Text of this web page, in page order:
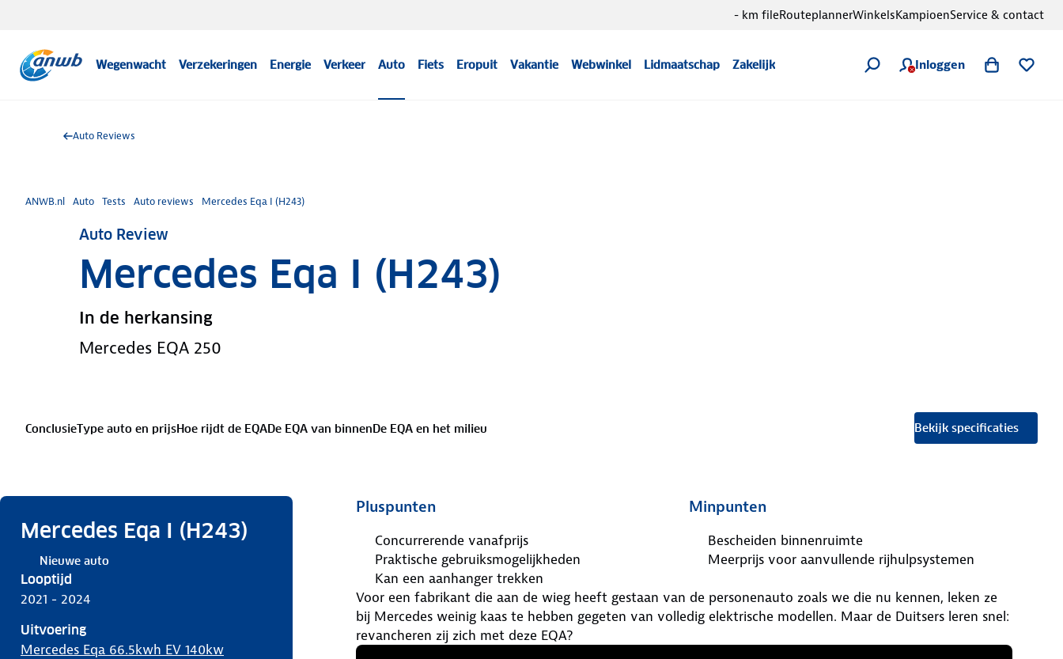
Wegenwacht Verzekeringen Energie Verkeer Auto Fiets Eropuit Vakantie Webwinkel Lidmaatschap Zakelijk Inloggen
- km fileRouteplannerWinkelsKampioenService & contact
Auto Reviews
ANWB.nl Auto Tests Auto reviews Mercedes Eqa I (H243)
Auto Review
Mercedes Eqa I (H243)
In de herkansing
Mercedes EQA 250
ConclusieType auto en prijsHoe rijdt de EQADe EQA van binnenDe EQA en het milieu Bekijk specificaties
Mercedes Eqa I (H243)
Nieuwe auto
Looptijd
2021 - 2024
Uitvoering
Mercedes Eqa 66.5kwh EV 140kw
Pluspunten
Concurrerende vanafprijs
Praktische gebruiksmogelijkheden
Kan een aanhanger trekken
Minpunten
Bescheiden binnenruimte
Meerprijs voor aanvullende rijhulpsystemen
Voor een fabrikant die aan de wieg heeft gestaan van de personenauto zoals we die nu kennen, leken ze
bij Mercedes weinig kaas te hebben gegeten van volledig elektrische modellen. Maar de Duitsers leren snel:
revancheren zij zich met deze EQA?